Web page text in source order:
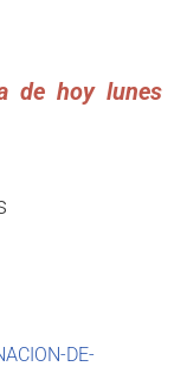
de hoy lunes
DE-